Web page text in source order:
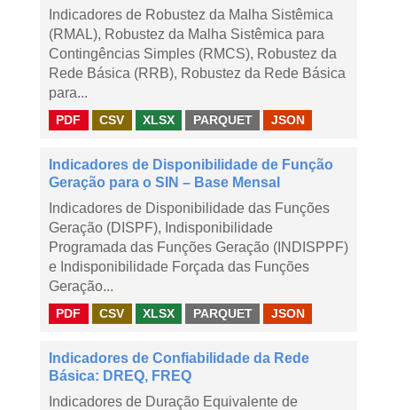
Indicadores de Robustez da Malha Sistêmica
(RMAL), Robustez da Malha Sistêmica para
Contingências Simples (RMCS), Robustez da
Rede Básica (RRB), Robustez da Rede Básica
para...
PDF CSV XLSX PARQUET JSON
Indicadores de Disponibilidade de Função
Geração para o SIN – Base Mensal
Indicadores de Disponibilidade das Funções
Geração (DISPF), Indisponibilidade
Programada das Funções Geração (INDISPPF)
e Indisponibilidade Forçada das Funções
Geração...
PDF CSV XLSX PARQUET JSON
Indicadores de Confiabilidade da Rede
Básica: DREQ, FREQ
Indicadores de Duração Equivalente de